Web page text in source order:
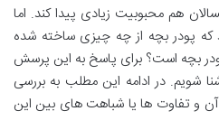
هم محبوبیت زیادی پیدا کند. اما
که پودر بچه از چه چیزی ساخته شده
بچه است؟ برای پاسخ به این پرسش
شویم. در ادامه این مطلب به بررسی
و تفاوت ها یا شباهت های بین این